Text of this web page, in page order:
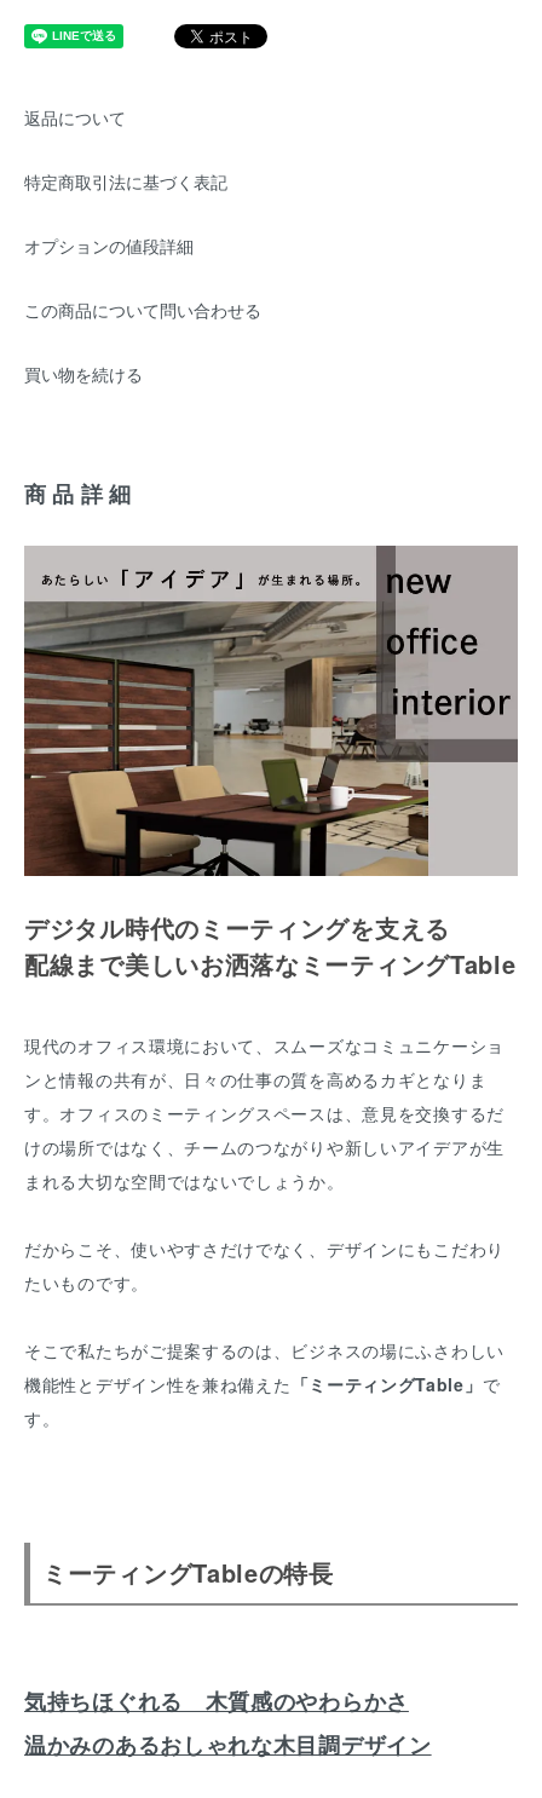
返品について
特定商取引法に基づく表記
オプションの値段詳細
この商品について問い合わせる
買い物を続ける
商品詳細
デジタル時代のミーティングを支える
配線まで美しいお洒落なミーティングTable
現代のオフィス環境において、スムーズなコミュニケーショ
ンと情報の共有が、日々の仕事の質を高めるカギとなりま
す。オフィスのミーティングスペースは、意見を交換するだ
けの場所ではなく、チームのつながりや新しいアイデアが生
まれる大切な空間ではないでしょうか。
だからこそ、使いやすさだけでなく、デザインにもこだわり
たいものです。
そこで私たちがご提案するのは、ビジネスの場にふさわしい
機能性とデザイン性を兼ね備えた 「ミーティングTable」 で
す。
ミーティングTableの特長
気持ちほぐれる 木質感のやわらかさ
温かみのあるおしゃれな木目調デザイン